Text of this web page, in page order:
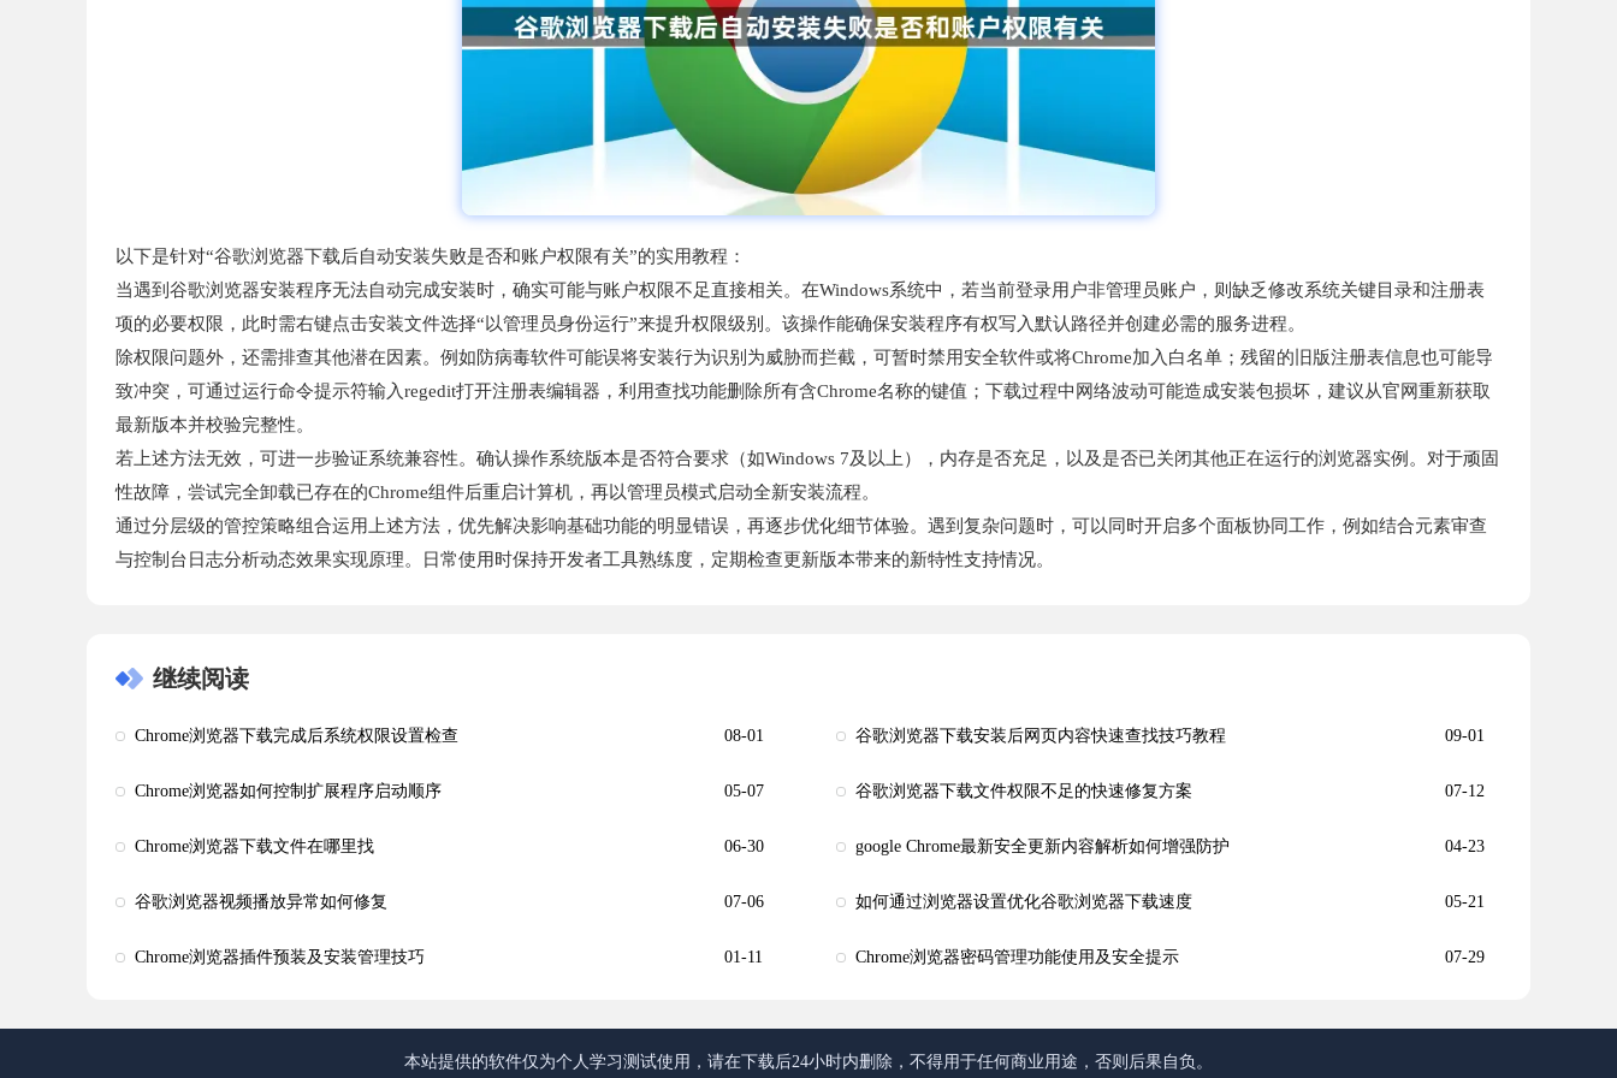
以下是针对“谷歌浏览器下载后自动安装失败是否和账户权限有关”的实用教程：
当遇到谷歌浏览器安装程序无法自动完成安装时，确实可能与账户权限不足直接相关。在Windows系统中，若当前登录用户非管理员账户，则缺乏修改系统关键目录和注册表
项的必要权限，此时需右键点击安装文件选择“以管理员身份运行”来提升权限级别。该操作能确保安装程序有权写入默认路径并创建必需的服务进程。
除权限问题外，还需排查其他潜在因素。例如防病毒软件可能误将安装行为识别为威胁而拦截，可暂时禁用安全软件或将Chrome加入白名单；残留的旧版注册表信息也可能导
致冲突，可通过运行命令提示符输入regedit打开注册表编辑器，利用查找功能删除所有含Chrome名称的键值；下载过程中网络波动可能造成安装包损坏，建议从官网重新获取
最新版本并校验完整性。
若上述方法无效，可进一步验证系统兼容性。确认操作系统版本是否符合要求（如Windows 7及以上），内存是否充足，以及是否已关闭其他正在运行的浏览器实例。对于顽固
性故障，尝试完全卸载已存在的Chrome组件后重启计算机，再以管理员模式启动全新安装流程。
通过分层级的管控策略组合运用上述方法，优先解决影响基础功能的明显错误，再逐步优化细节体验。遇到复杂问题时，可以同时开启多个面板协同工作，例如结合元素审查
与控制台日志分析动态效果实现原理。日常使用时保持开发者工具熟练度，定期检查更新版本带来的新特性支持情况。
继续阅读
Chrome浏览器下载完成后系统权限设置检查 08-01 谷歌浏览器下载安装后网页内容快速查找技巧教程 09-01
Chrome浏览器如何控制扩展程序启动顺序 05-07 谷歌浏览器下载文件权限不足的快速修复方案 07-12
Chrome浏览器下载文件在哪里找 06-30 google Chrome最新安全更新内容解析如何增强防护 04-23
谷歌浏览器视频播放异常如何修复 07-06 如何通过浏览器设置优化谷歌浏览器下载速度 05-21
Chrome浏览器插件预装及安装管理技巧 01-11 Chrome浏览器密码管理功能使用及安全提示 07-29
本站提供的软件仅为个人学习测试使用，请在下载后24小时内删除，不得用于任何商业用途，否则后果自负。